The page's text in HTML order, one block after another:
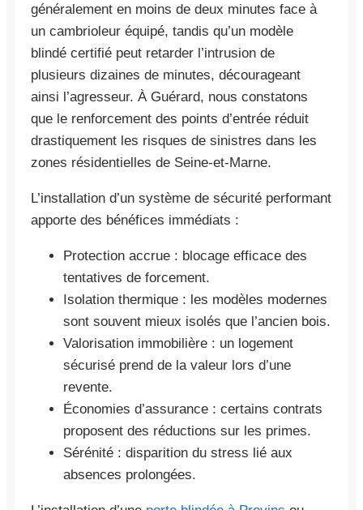
généralement en moins de deux minutes face à
un cambrioleur équipé, tandis qu’un modèle
blindé certifié peut retarder l’intrusion de
plusieurs dizaines de minutes, décourageant
ainsi l’agresseur. À Guérard, nous constatons
que le renforcement des points d’entrée réduit
drastiquement les risques de sinistres dans les
zones résidentielles de Seine-et-Marne.
L’installation d’un système de sécurité performant
apporte des bénéfices immédiats :
Protection accrue : blocage efficace des
tentatives de forcement.
Isolation thermique : les modèles modernes
sont souvent mieux isolés que l’ancien bois.
Valorisation immobilière : un logement
sécurisé prend de la valeur lors d’une
revente.
Économies d’assurance : certains contrats
proposent des réductions sur les primes.
Sérénité : disparition du stress lié aux
absences prolongées.